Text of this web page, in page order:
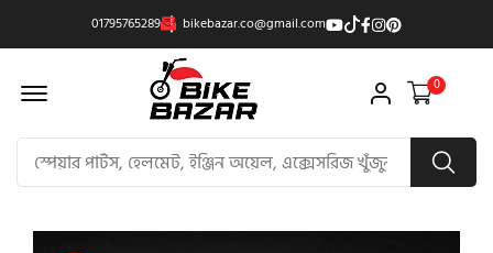
01795765289 bikebazar.co@gmail.com
Offcanvas Menu Open 0